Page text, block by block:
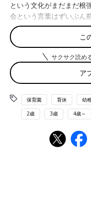
という文化がまだまだ根
会という言葉はずいぶん
が子どもを育てるという
いと思います。上司とい
増えているとか、年功序
た社会の変化には気づ
か」ということまでは理
ベートを犠牲にして会社
がまだ残っている会社で
休むの？」という反応を
れたりすることもあります
――そうした企業文化は
こ
サクサク読め
ア
保育園 育休 幼
2歳 3歳 4歳～